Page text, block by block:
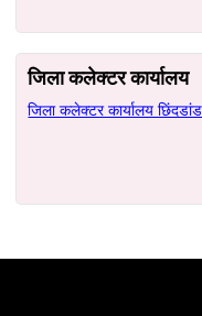
जिला कलेक्टर कार्यालय
जिला कलेक्टर कार्यालय